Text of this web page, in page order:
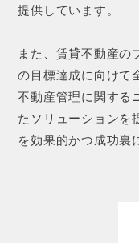
提供しています。
また、賃貸不動産の
の目標達成に向けて
不動産管理に関する
たソリューションを
を効果的かつ成功裏